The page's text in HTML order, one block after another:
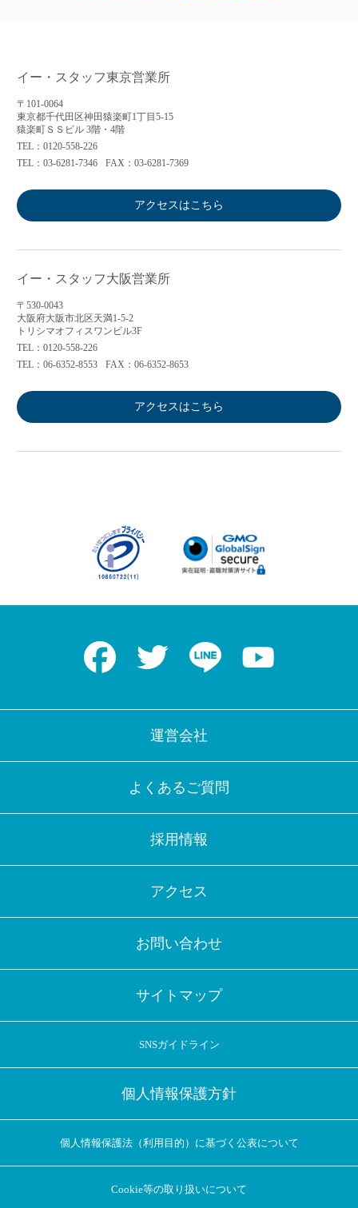
イー・スタッフ東京営業所
〒101-0064
東京都千代田区神田猿楽町1丁目5-15
猿楽町ＳＳビル 3階・4階
TEL：0120-558-226
TEL：03-6281-7346
FAX：03-6281-7369
アクセスはこちら
イー・スタッフ大阪営業所
〒530-0043
大阪府大阪市北区天満1-5-2
トリシマオフィスワンビル3F
TEL：0120-558-226
TEL：06-6352-8553
FAX：06-6352-8653
アクセスはこちら
Facebook Twitter LINE
運営会社
よくあるご質問
採用情報
アクセス
お問い合わせ
サイトマップ
SNSガイドライン
個人情報保護方針
個人情報保護法（利用目的）に基づく公表について
Cookie等の取り扱いについて